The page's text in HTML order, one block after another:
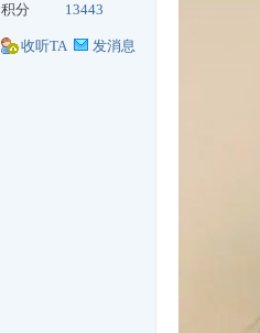
积分 13443
收听TA 发消息